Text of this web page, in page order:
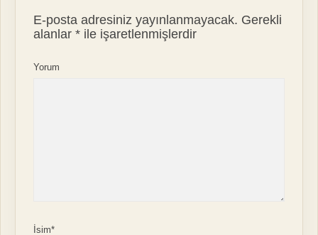
E-posta adresiniz yayınlanmayacak. Gerekli
alanlar* ile işaretlenmişlerdir
Yorum
İsim*